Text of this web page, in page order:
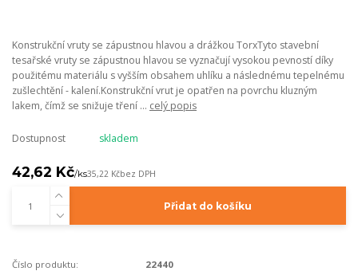
Konstrukční vruty se zápustnou hlavou a drážkou TorxTyto stavební
tesařské vruty se zápustnou hlavou se vyznačují vysokou pevností díky
použitému materiálu s vyšším obsahem uhlíku a následnému tepelnému
zušlechtění - kalení.Konstrukční vrut je opatřen na povrchu kluzným
lakem, čímž se snižuje tření ... celý popis
Dostupnost skladem
42,62 Kč/ks35,22 Kčbez DPH
Přidat do košíku
Číslo produktu:
22440